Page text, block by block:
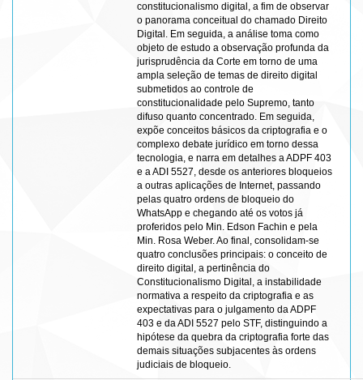
constitucionalismo digital, a fim de observar
o panorama conceitual do chamado Direito
Digital. Em seguida, a análise toma como
objeto de estudo a observação profunda da
jurisprudência da Corte em torno de uma
ampla seleção de temas de direito digital
submetidos ao controle de
constitucionalidade pelo Supremo, tanto
difuso quanto concentrado. Em seguida,
expõe conceitos básicos da criptografia e o
complexo debate jurídico em torno dessa
tecnologia, e narra em detalhes a ADPF 403
e a ADI 5527, desde os anteriores bloqueios
a outras aplicações de Internet, passando
pelas quatro ordens de bloqueio do
WhatsApp e chegando até os votos já
proferidos pelo Min. Edson Fachin e pela
Min. Rosa Weber. Ao final, consolidam-se
quatro conclusões principais: o conceito de
direito digital, a pertinência do
Constitucionalismo Digital, a instabilidade
normativa a respeito da criptografia e as
expectativas para o julgamento da ADPF
403 e da ADI 5527 pelo STF, distinguindo a
hipótese da quebra da criptografia forte das
demais situações subjacentes às ordens
judiciais de bloqueio.